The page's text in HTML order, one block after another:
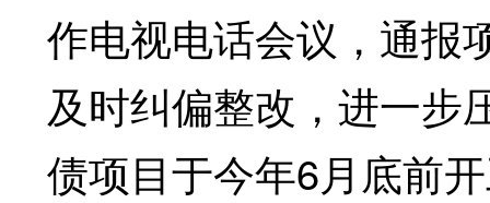
作电视电话会议，通报
及时纠偏整改，进一步
债项目于今年6月底前